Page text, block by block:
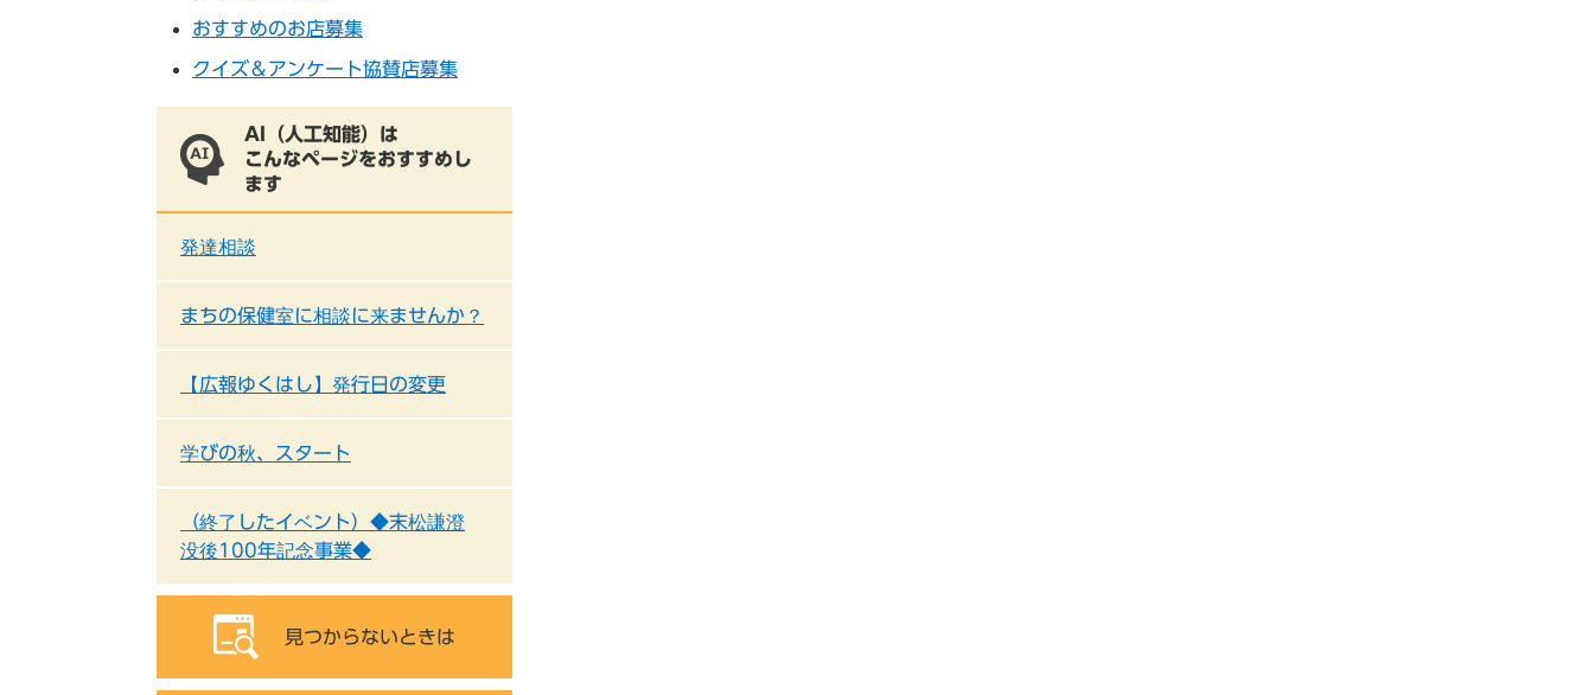
おすすめのお店募集
クイズ＆アンケート協賛店募集
AI（人工知能）は
こんなページをおすすめし
ます
発達相談
まちの保健室に相談に来ませんか？
【広報ゆくはし】発行日の変更
学びの秋、スタート
（終了したイベント）◆末松謙澄
没後100年記念事業◆
見つからないときは